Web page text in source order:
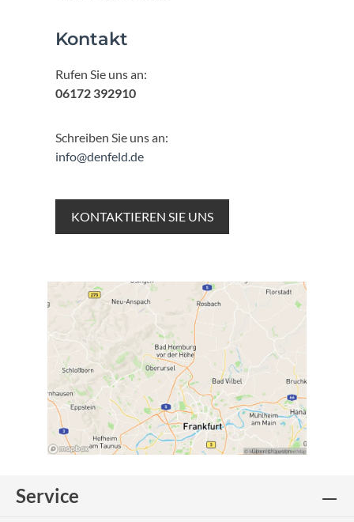
Kontakt
Rufen Sie uns an:
06172 392910
Schreiben Sie uns an:
info@denfeld.de
KONTAKTIEREN SIE UNS
Service